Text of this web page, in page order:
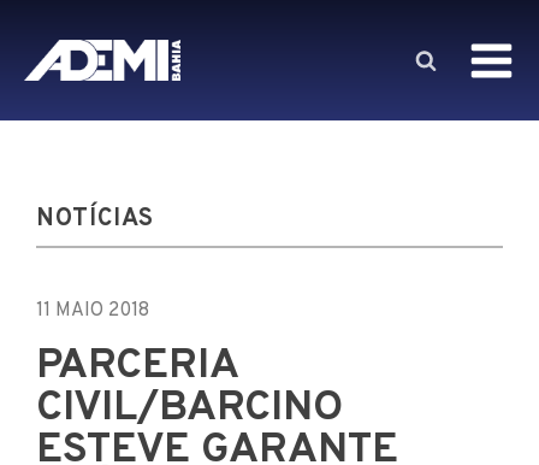
NOTÍCIAS
11 MAIO 2018
PARCERIA
CIVIL/BARCINO
ESTEVE GARANTE